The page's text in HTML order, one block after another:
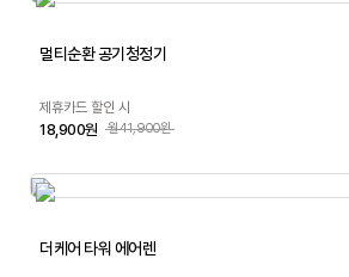
멀티순환 공기청정기
제휴카드 할인 시
18,900원 월41,900원
더케어 타워 에어렌